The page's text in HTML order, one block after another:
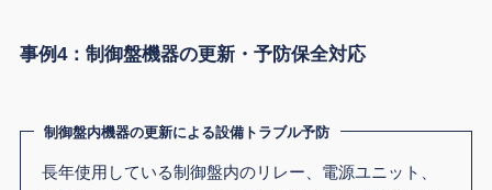
事例4：制御盤機器の更新・予防保全対応
制御盤内機器の更新による設備トラブル予防
長年使用している制御盤内のリレー、電源ユニット、